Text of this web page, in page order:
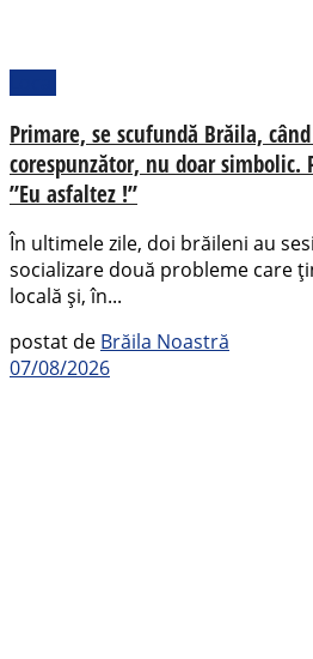
Primare, se scufundă Brăila,
corespunzător, nu doar simbolic.
”Eu asfaltez !”
În ultimele zile, doi brăileni au
socializare două probleme care
locală și, în...
postat de Brăila Noastră
07/08/2026